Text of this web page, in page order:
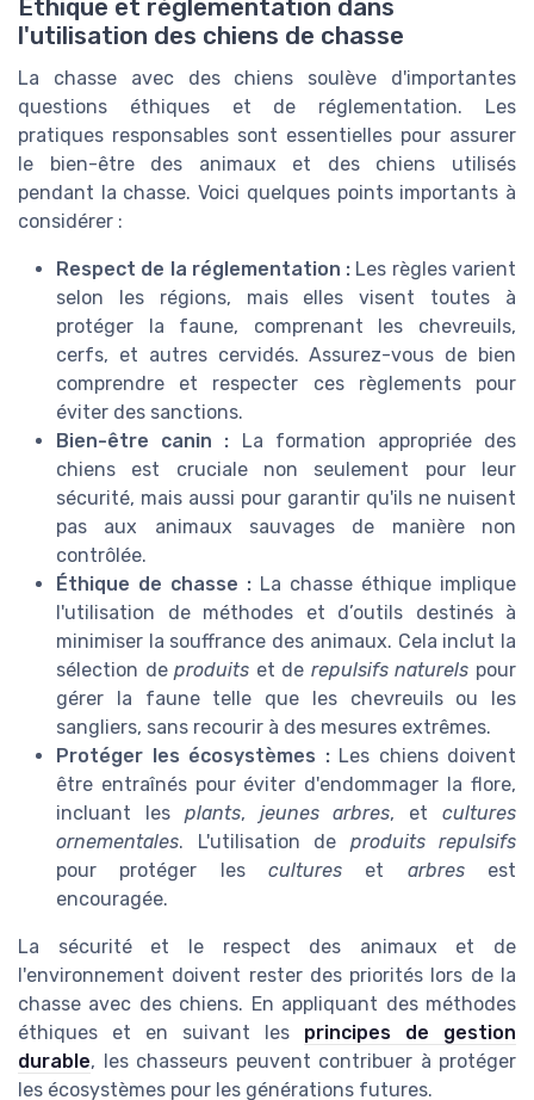
Éthique et réglementation dans
l'utilisation des chiens de chasse
La chasse avec des chiens soulève d'importantes
questions éthiques et de réglementation. Les
pratiques responsables sont essentielles pour assurer
le bien-être des animaux et des chiens utilisés
pendant la chasse. Voici quelques points importants à
considérer :
Respect de la réglementation : Les règles varient
selon les régions, mais elles visent toutes à
protéger la faune, comprenant les chevreuils,
cerfs, et autres cervidés. Assurez-vous de bien
comprendre et respecter ces règlements pour
éviter des sanctions.
Bien-être canin : La formation appropriée des
chiens est cruciale non seulement pour leur
sécurité, mais aussi pour garantir qu'ils ne nuisent
pas aux animaux sauvages de manière non
contrôlée.
Éthique de chasse : La chasse éthique implique
l'utilisation de méthodes et d’outils destinés à
minimiser la souffrance des animaux. Cela inclut la
sélection deproduits et de repulsifs naturels pour
gérer la faune telle que les chevreuils ou les
sangliers, sans recourir à des mesures extrêmes.
Protéger les écosystèmes :Les chiens doivent
être entraînés pour éviter d'endommager la flore,
incluant les plants, jeunes arbres, etcultures
ornementales. L'utilisation de produits repulsifs
pour protéger les cultures et arbresest
encouragée.
La sécurité et le respect des animaux et de
l'environnement doivent rester des priorités lors de la
chasse avec des chiens. En appliquant des méthodes
éthiques et en suivant les principes de gestion
durable, les chasseurs peuvent contribuer à protéger
les écosystèmes pour les générations futures.